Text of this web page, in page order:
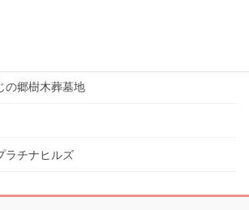
の郷樹木葬墓地
ラチナヒルズ